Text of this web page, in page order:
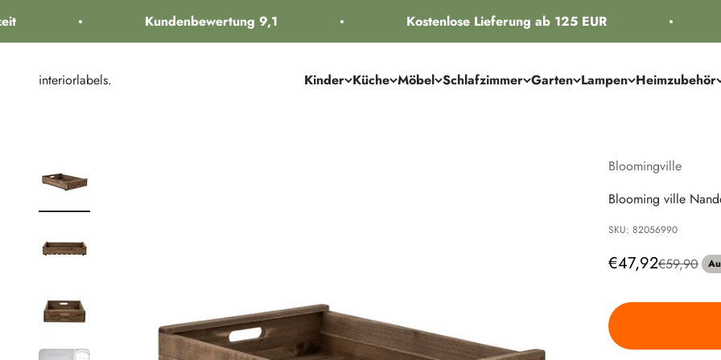
Kundenbewertung 9,1 Kostenlose Lieferung ab 125 EUR
Kinder Küche Möbel Schlafzimmer Garten Lampen Heimzubehör
interiorlabels.
Bloomingville
Blooming ville
SKU: 82056990
Angebot
€47,92Regulärer
€59,90